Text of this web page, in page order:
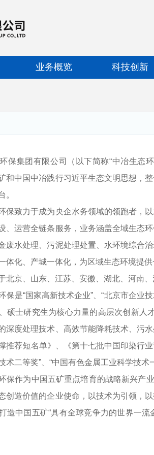
业务概览 科技创新
集团有限公司（以下简称“中冶生态
和中国中冶践行习近平生态文明思想，
。
致力于成为央企水务领域的领跑者，以
、运营全链条服务，业务涵盖全域生态
废水处理、污泥处理处置、水环境综合
体化、产城一体化，为区域生态环境提
北京、山东、江苏、安徽、湖北、河南、
是“国家高新技术企业”、“北京市企业技
硕士研究生为核心力量的高层次创新人
深度处理技术、高效节能降耗技术、污
推荐短名单》、《第十七批中国印染行
术二等奖”、“中国有色金属工业科学技术
作为中国五矿重点培育的战略新兴产业
创造价值的企业使命，以技术为引领，
造中国五矿“具有全球竞争力的世界一